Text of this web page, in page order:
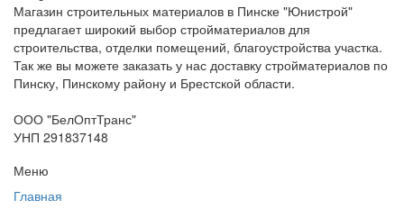
Магазин строительных материалов в Пинске "Юнистрой"
предлагает широкий выбор стройматериалов для
строительства, отделки помещений, благоустройства участка.
Так же вы можете заказать у нас доставку стройматериалов по
Пинску, Пинскому району и Брестской области.
ООО "БелОптТранс"
УНП 291837148
Меню
Главная